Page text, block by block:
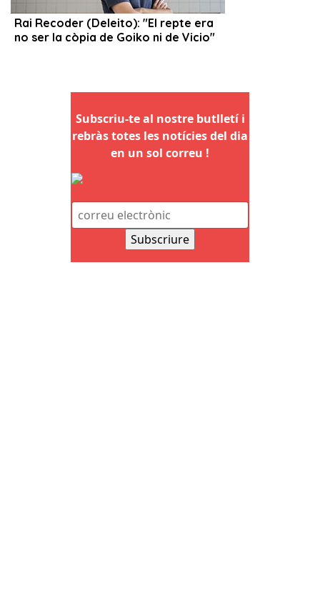
Subscriu-te al nostre butlletí i
rebràs totes les notícies del dia
en un sol correu !